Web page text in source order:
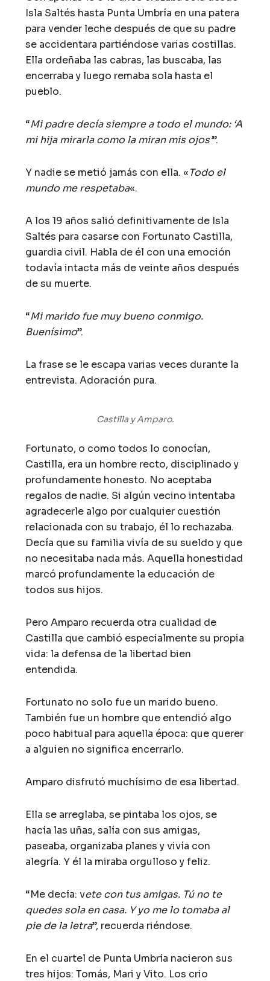
Isla Saltés hasta Punta Umbría en una patera
para vender leche después de que su padre
se accidentara partiéndose varias costillas.
Ella ordeñaba las cabras, las buscaba, las
encerraba y luego remaba sola hasta el
pueblo.
“Mi padre decía siempre a todo el mundo: ‘A
mi hija mirarla como la miran mis ojos’”.
Y nadie se metió jamás con ella. «Todo el
mundo me respetaba«.
A los 19 años salió definitivamente de Isla
Saltés para casarse con Fortunato Castilla,
guardia civil. Habla de él con una emoción
todavía intacta más de veinte años después
de su muerte.
“Mi marido fue muy bueno conmigo.
Buenísimo”.
La frase se le escapa varias veces durante la
entrevista. Adoración pura.
Castilla y Amparo.
Fortunato, o como todos lo conocían,
Castilla, era un hombre recto, disciplinado y
profundamente honesto. No aceptaba
regalos de nadie. Si algún vecino intentaba
agradecerle algo por cualquier cuestión
relacionada con su trabajo, él lo rechazaba.
Decía que su familia vivía de su sueldo y que
no necesitaba nada más. Aquella honestidad
marcó profundamente la educación de
todos sus hijos.
Pero Amparo recuerda otra cualidad de
Castilla que cambió especialmente su propia
vida: la defensa de la libertad bien
entendida.
Fortunato no solo fue un marido bueno.
También fue un hombre que entendió algo
poco habitual para aquella época: que querer
a alguien no significa encerrarlo.
Amparo disfrutó muchísimo de esa libertad.
Ella se arreglaba, se pintaba los ojos, se
hacía las uñas, salía con sus amigas,
paseaba, organizaba planes y vivía con
alegría. Y él la miraba orgulloso y feliz.
“Me decía: vete con tus amigas. Tú no te
quedes sola en casa. Y yo me lo tomaba al
pie de la letra”, recuerda riéndose.
En el cuartel de Punta Umbría nacieron sus
tres hijos: Tomás, Mari y Vito. Los crio